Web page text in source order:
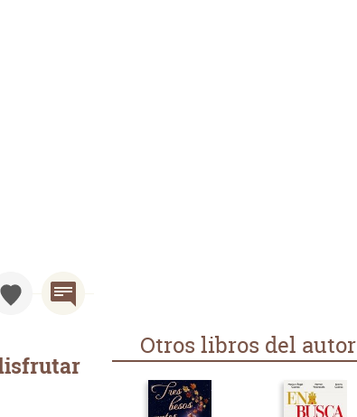
Otros libros del autor